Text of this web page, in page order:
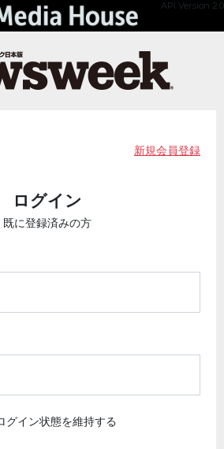
API Version 2.0
新規会員登録
ログイン
既に登録済みの方
グイン状態を維持する